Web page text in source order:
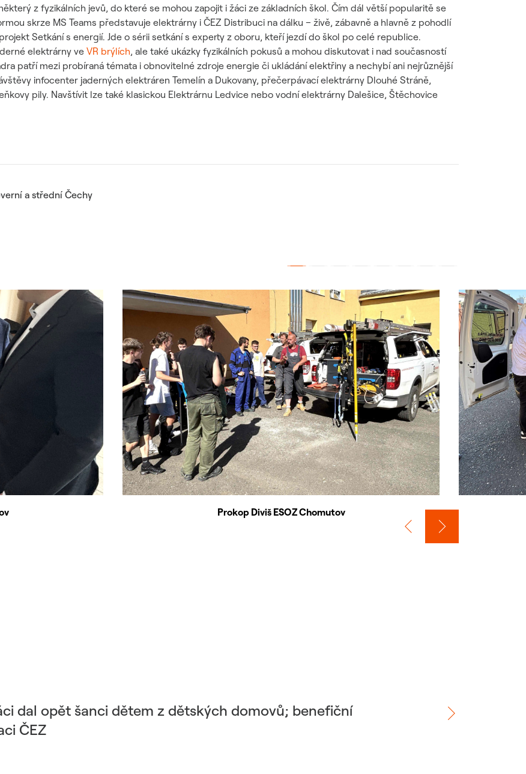
z fyzikálních jevů, do které se mohou zapojit i žáci ze základních škol. Čím dál větší popularitě se
skrze MS Teams představuje elektrárny i ČEZ Distribuci na dálku – živě, zábavně a hlavně z pohodlí
Setkání s energií. Jde o sérii setkání s experty z oboru, kteří jezdí do škol po celé republice.
elektrárny ve VR brýlích, ale také ukázky fyzikálních pokusů a mohou diskutovat i nad současností
patří mezi probíraná témata i obnovitelné zdroje energie či ukládání elektřiny a nechybí ani nejrůznější
infocenter jaderných elektráren Temelín a Dukovany, přečerpávací elektrárny Dlouhé Stráně,
pily. Navštívit lze také klasickou Elektrárnu Ledvice nebo vodní elektrárny Dalešice, Štěchovice
a střední Čechy
Prokop Diviš ESOZ Chomutov
dal opět šanci dětem z dětských domovů; benefiční
ČEZ